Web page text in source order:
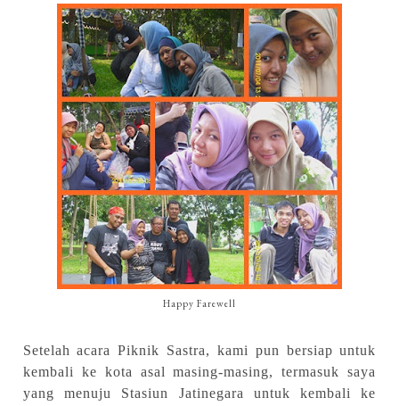
Happy Farewell
Setelah acara Piknik Sastra, kami pun bersiap untuk
kembali ke kota asal masing-masing, termasuk saya
yang menuju Stasiun Jatinegara untuk kembali ke